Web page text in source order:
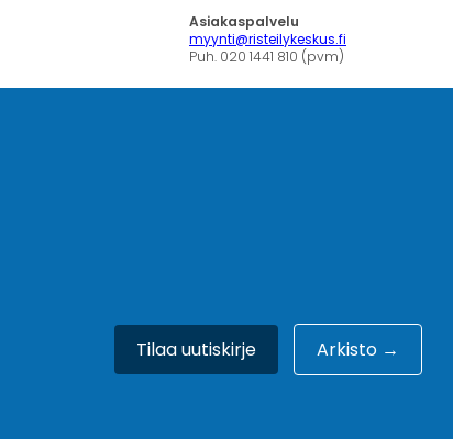
Asiakaspalvelu
myynti@risteilykeskus.fi
Puh. 020 1441 810 (pvm)
Tilaa uutiskirje Arkisto →